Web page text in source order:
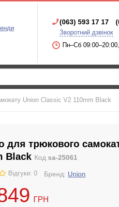
(063) 593 17 17
Зворотний дзвінок
Пн–Сб
Union Classic V2 110mm Black
для трюкового
Black Код sa-25061
Відгуки: 0 Бренд: Union
ГРН